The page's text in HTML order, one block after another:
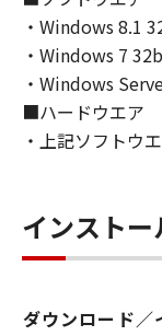
せん。
４．所有権
「本ソフト
は、その内
ライセンサ
お客様は、
より必要な
・Windows 8.1
・Windows 7
・Windows
■ハードウエア
・上記ソフトウ
インストー
ダウンロード／